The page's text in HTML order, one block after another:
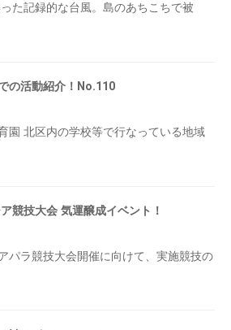
た記録的な台風。島のあちこちで被
の活動紹介！No.110
園 北区内の学校等で行なっている地域
競技大会 気運醸成イベント！
パラ競技大会開催に向けて、実施競技の